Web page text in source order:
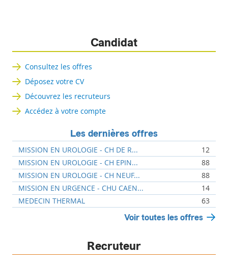
Candidat
Consultez les offres
Déposez votre CV
Découvrez les recruteurs
Accédez à votre compte
Les dernières offres
MISSION EN UROLOGIE - CH DE R...
12
MISSION EN UROLOGIE - CH EPIN...
88
MISSION EN UROLOGIE - CH NEUF...
88
MISSION EN URGENCE - CHU CAEN...
14
MEDECIN THERMAL
63
Voir toutes les offres
Recruteur